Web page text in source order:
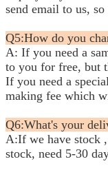
send email to us,
Q5:How do you
A: If you need a
to you for free, but
If you need a
making fee which
Q6:What's your
A:If we have stock
stock, need 5-30